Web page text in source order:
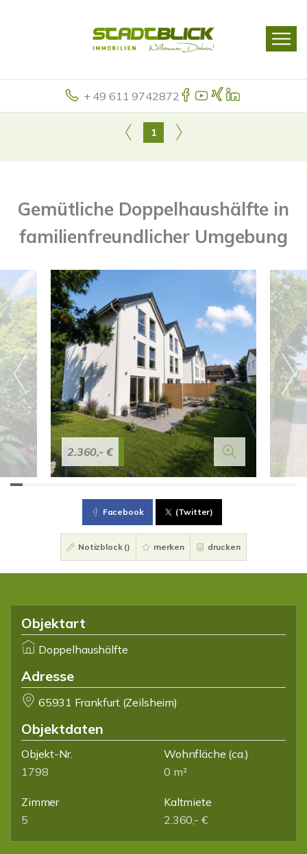
+ 49 611 9742872
1
Gemütliche Doppelhaushälfte in
familienfreundlicher Umgebung
2.360,- €
Facebook (Twitter)
Notizblock () merken drucken
Objektart
Doppelhaushälfte
Adresse
65931 Frankfurt (Zeilsheim)
Objektdaten
Objekt-Nr.
1798
Wohnfläche (ca.)
0 m²
Zimmer
5
Kaltmiete
2.360,- €